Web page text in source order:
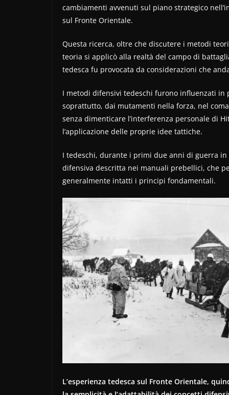
cambiamenti avvenuti sul piano strategico
sul Fronte Orientale.
Questa ricerca, oltre che discutere i metodi
teoria si applicò alla realtà del campo di
tedesca fu provocata da considerazioni che
I metodi difensivi tedeschi furono influenzati in
soprattutto, dai mutamenti nella forza, nel
senza dimenticare l’interferenza personale di
l’applicazione delle proprie idee tattiche.
I tedeschi, durante i primi due anni di guerra
difensiva descritta nei manuali prebellici, che
generalmente intatti i principi fondamentali.
L’esperienza tedesca sul Fronte Orientale,